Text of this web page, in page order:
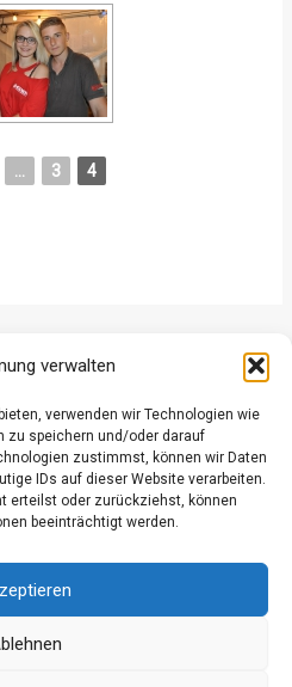
verwalten
verwenden wir Technologien wie
zu speichern und/oder darauf
zustimmst, können wir Daten
IDs auf dieser Website verarbeiten.
erteilst oder zurückziehst, können
beeinträchtigt werden.
... 3 4